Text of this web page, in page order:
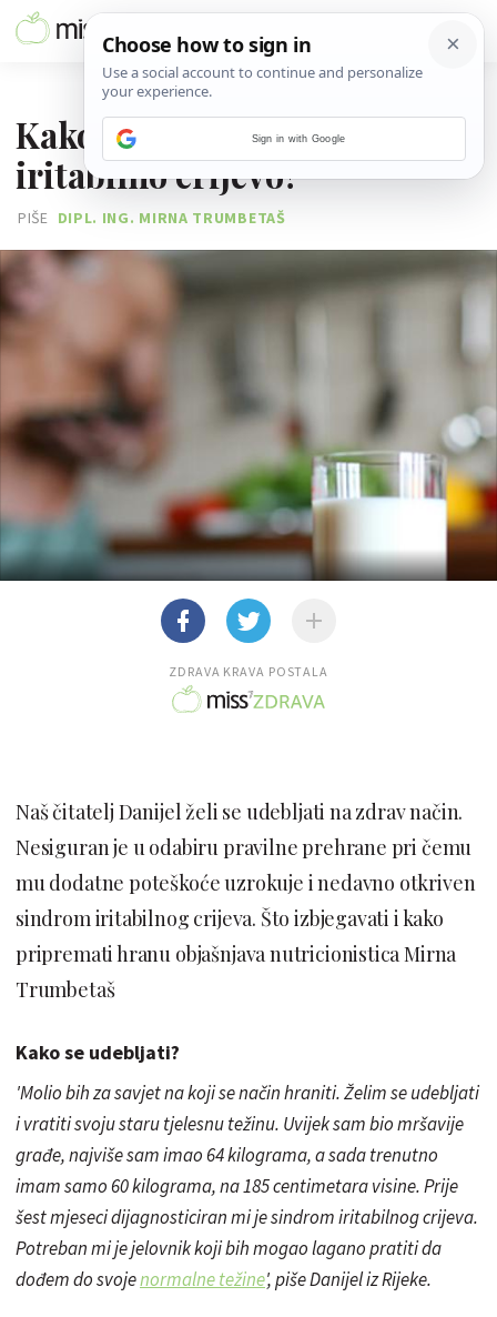
Kako se udebljati uz
iritabilno crijevo?
PIŠE DIPL. ING. MIRNA TRUMBETAŠ
ZDRAVA KRAVA POSTALA
Naš čitatelj Danijel želi se udebljati na zdrav način.
Nesiguran je u odabiru pravilne prehrane pri čemu
mu dodatne poteškoće uzrokuje i nedavno otkriven
sindrom iritabilnog crijeva. Što izbjegavati i kako
pripremati hranu objašnjava nutricionistica Mirna
Trumbetaš
Kako se udebljati?
'Molio bih za savjet na koji se način hraniti. Želim se udebljati
i vratiti svoju staru tjelesnu težinu. Uvijek sam bio mršavije
građe, najviše sam imao 64 kilograma, a sada trenutno
imam samo 60 kilograma, na185 centimetaravisine. Prije
šest mjeseci dijagnosticiran mi je sindrom iritabilnog crijeva.
Potreban mi je jelovnik koji bih mogao lagano pratiti da
dođem do svojenormalne težine', piše Danijel iz Rijeke.
Sign in with Google